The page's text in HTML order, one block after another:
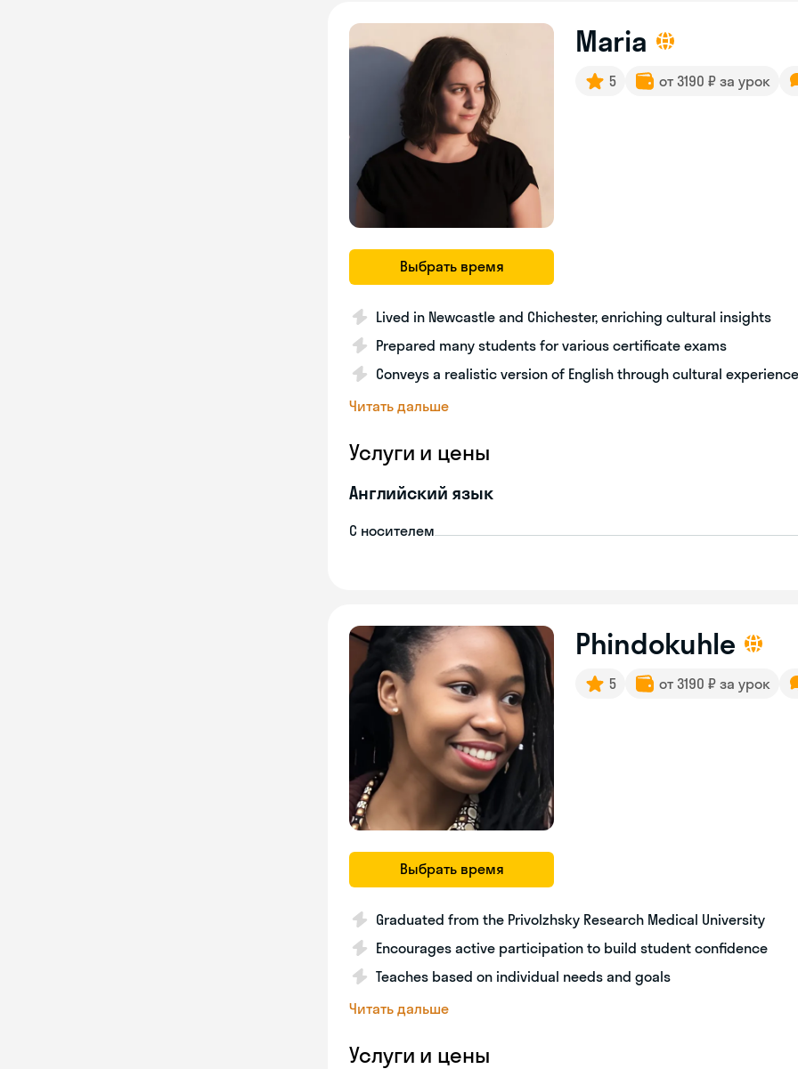
Выбрать время
Maria
5 от 3190 ₽ за урок
Lived in Newcastle and Chichester, enriching cultural insights
Prepared many students for various certificate exams
Conveys a realistic version of English through cultural
Читать дальше
Услуги и цены
Английский язык
С носителем
Выбрать время
Phindokuhle
5 от 3190 ₽ за урок
Graduated from the Privolzhsky Research Medical University
Encourages active participation to build student confidence
Teaches based on individual needs and goals
Читать дальше
Услуги и цены